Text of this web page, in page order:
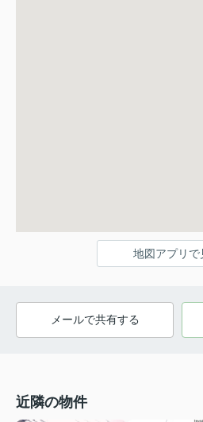
地図アプリで
メールで共有する
近隣の物件